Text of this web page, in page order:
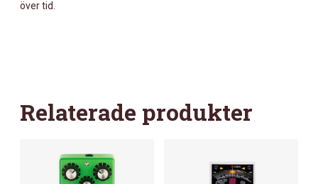
över tid.
Relaterade produkter